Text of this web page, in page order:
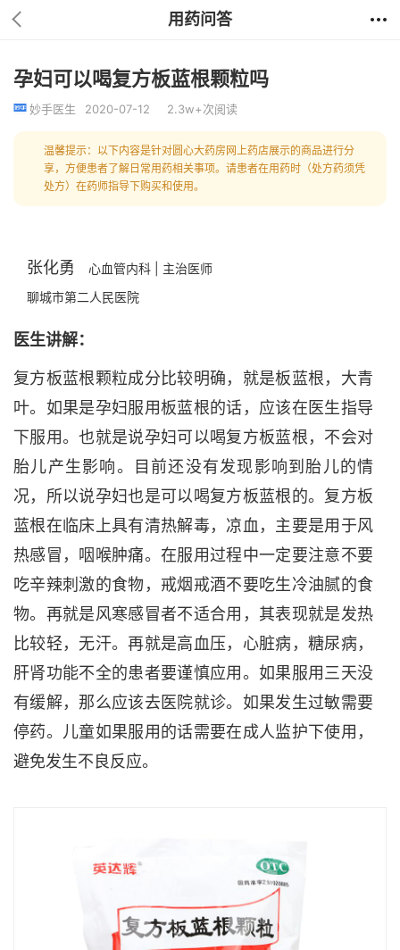
用药问答
孕妇可以喝复方板蓝根颗粒吗
妙手医生 2020-07-12 2.3w+次阅读
温馨提示：以下内容是针对圆心大药房网上药店展示的商品进行分
享，方便患者了解日常用药相关事项。请患者在用药时（处方药须凭
处方）在药师指导下购买和使用。
张化勇
心血管内科 | 主治医师
聊城市第二人民医院
医生讲解：
复方板蓝根颗粒成分比较明确，就是板蓝根，大青
叶。如果是孕妇服用板蓝根的话，应该在医生指导
下服用。也就是说孕妇可以喝复方板蓝根，不会对
胎儿产生影响。目前还没有发现影响到胎儿的情
况，所以说孕妇也是可以喝复方板蓝根的。复方板
蓝根在临床上具有清热解毒，凉血，主要是用于风
热感冒，咽喉肿痛。在服用过程中一定要注意不要
吃辛辣刺激的食物，戒烟戒酒不要吃生冷油腻的食
物。再就是风寒感冒者不适合用，其表现就是发热
比较轻，无汗。再就是高血压，心脏病，糖尿病，
肝肾功能不全的患者要谨慎应用。如果服用三天没
有缓解，那么应该去医院就诊。如果发生过敏需要
停药。儿童如果服用的话需要在成人监护下使用，
避免发生不良反应。